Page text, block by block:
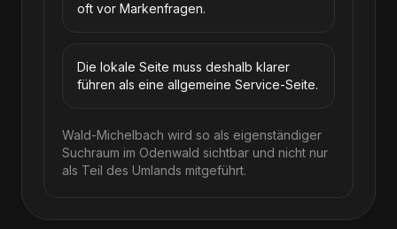
oft vor Markenfragen.
Die lokale Seite muss deshalb klarer
führen als eine allgemeine Service-Seite.
Wald-Michelbach wird so als eigenständiger
Suchraum im Odenwald sichtbar und nicht nur
als Teil des Umlands mitgeführt.